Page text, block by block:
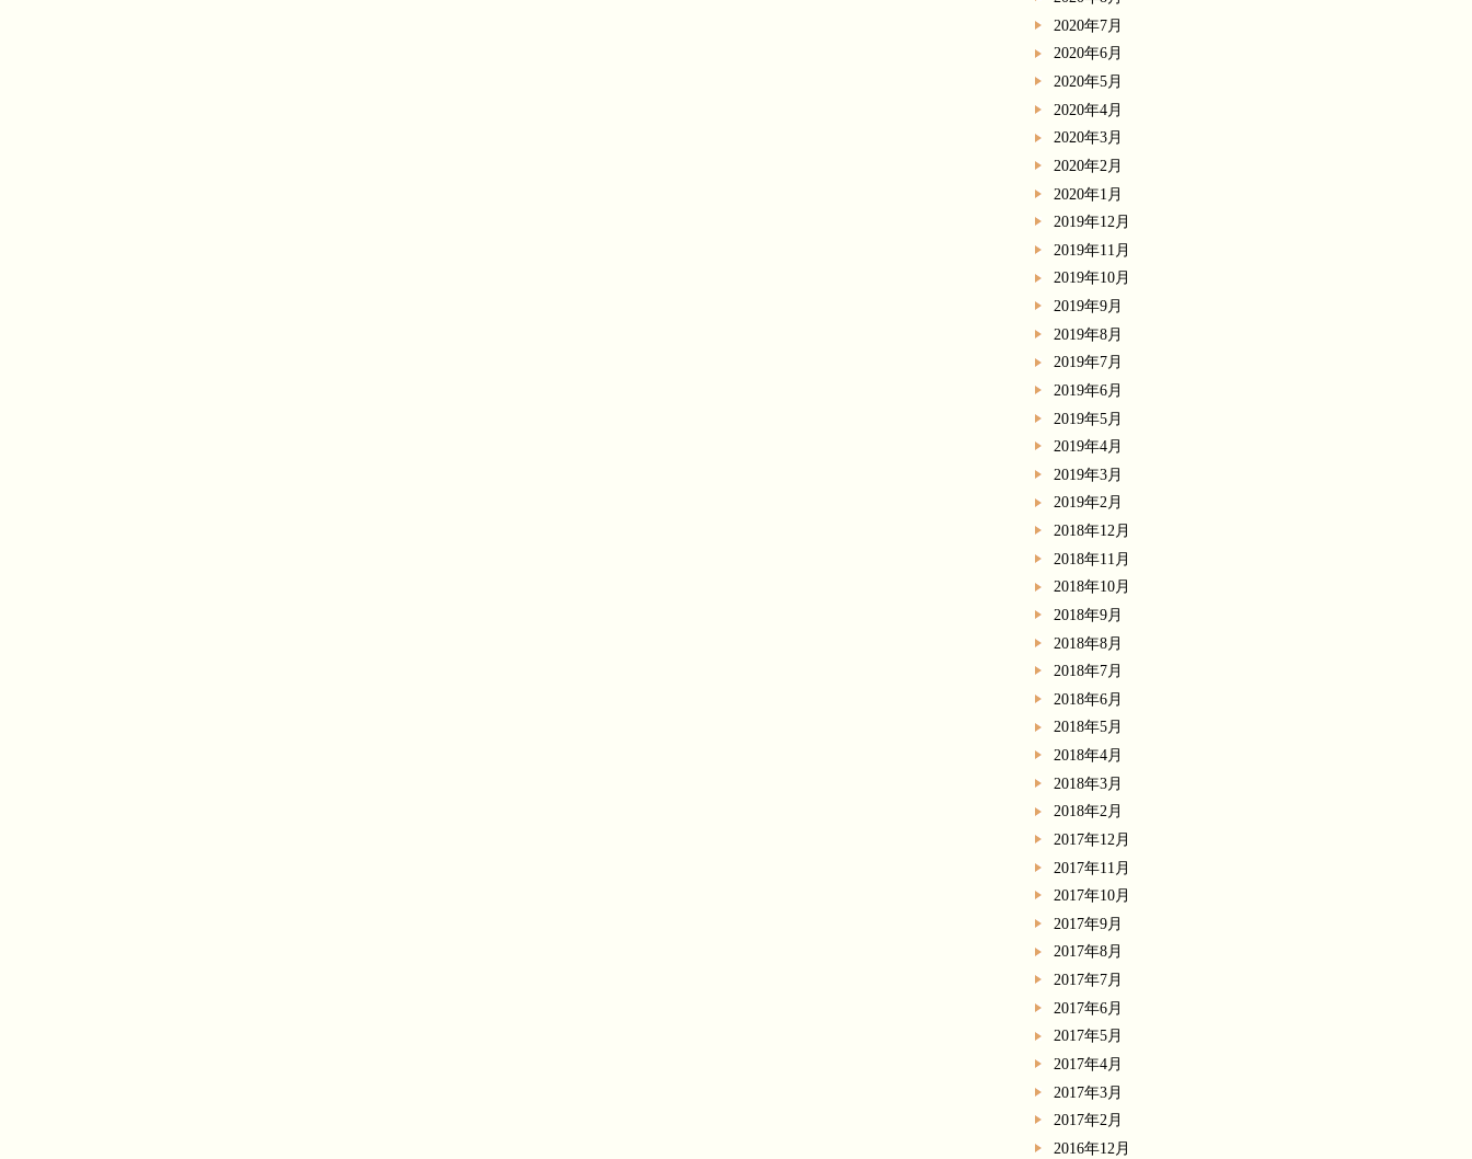
2020年7月
2020年6月
2020年5月
2020年4月
2020年3月
2020年2月
2020年1月
2019年12月
2019年11月
2019年10月
2019年9月
2019年8月
2019年7月
2019年6月
2019年5月
2019年4月
2019年3月
2019年2月
2018年12月
2018年11月
2018年10月
2018年9月
2018年8月
2018年7月
2018年6月
2018年5月
2018年4月
2018年3月
2018年2月
2017年12月
2017年11月
2017年10月
2017年9月
2017年8月
2017年7月
2017年6月
2017年5月
2017年4月
2017年3月
2017年2月
2016年12月